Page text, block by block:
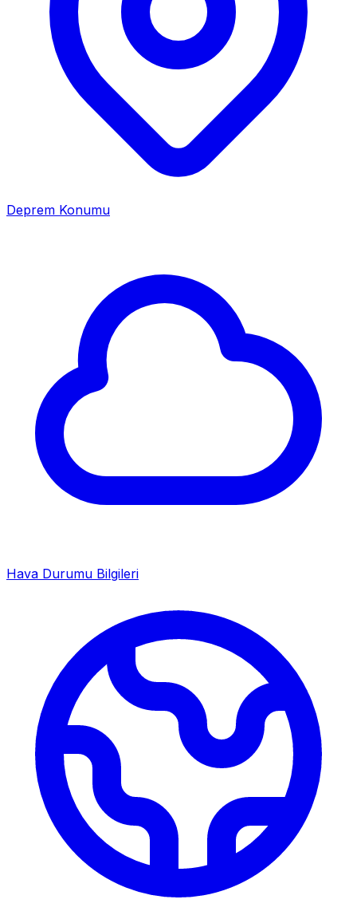
Deprem Konumu
Hava Durumu Bilgileri